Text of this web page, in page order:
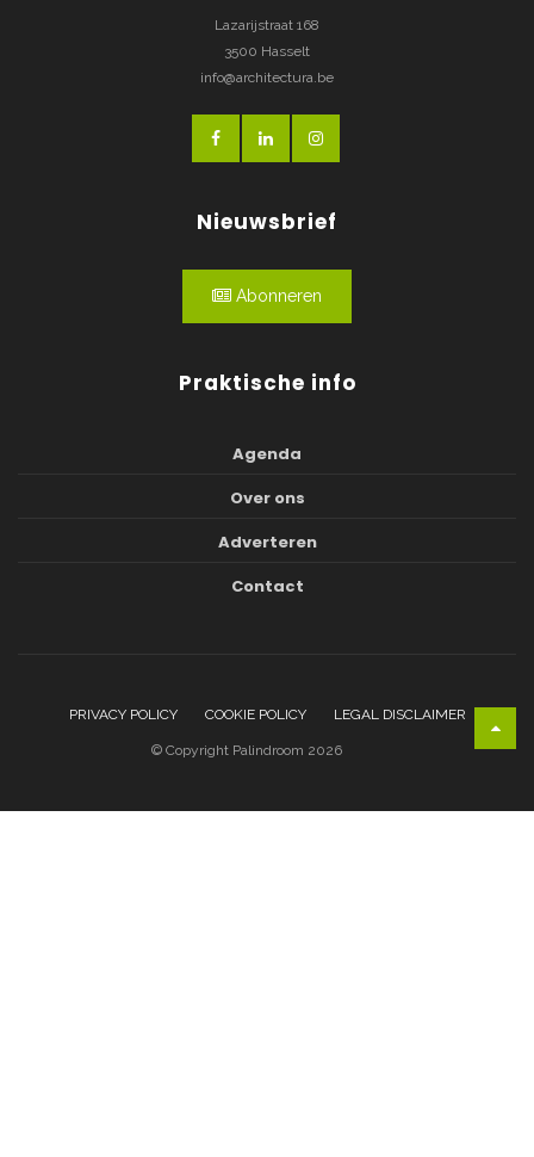
Lazarijstraat 168
3500 Hasselt
info@architectura.be
Nieuwsbrief
Abonneren
Praktische info
Agenda
Over ons
Adverteren
Contact
PRIVACY POLICY COOKIE POLICY LEGAL DISCLAIMER
© Copyright Palindroom 2026